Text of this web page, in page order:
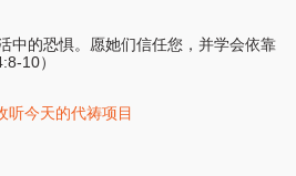
中的恐惧。愿她们信任您，并学会依靠
10）
听今天的代祷项目